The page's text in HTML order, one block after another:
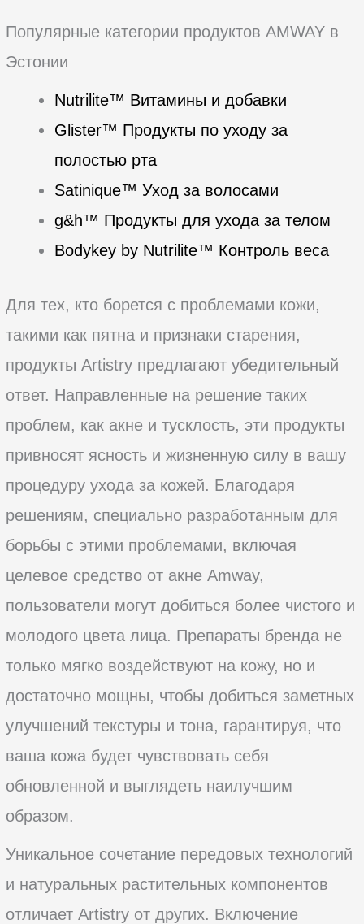
Популярные категории продуктов AMWAY в
Эстонии
Nutrilite™ Витамины и добавки
Glister™ Продукты по уходу за
полостью рта
Satinique™ Уход за волосами
g&h™ Продукты для ухода за телом
Bodykey by Nutrilite™ Контроль веса
Для тех, кто борется с проблемами кожи,
такими как пятна и признаки старения,
продукты Artistry предлагают убедительный
ответ. Направленные на решение таких
проблем, как акне и тусклость, эти продукты
привносят ясность и жизненную силу в вашу
процедуру ухода за кожей. Благодаря
решениям, специально разработанным для
борьбы с этими проблемами, включая
целевое средство от акне Amway,
пользователи могут добиться более чистого и
молодого цвета лица. Препараты бренда не
только мягко воздействуют на кожу, но и
достаточно мощны, чтобы добиться заметных
улучшений текстуры и тона, гарантируя, что
ваша кожа будет чувствовать себя
обновленной и выглядеть наилучшим
образом.
Уникальное сочетание передовых технологий
и натуральных растительных компонентов
отличает Artistry от других. Включение